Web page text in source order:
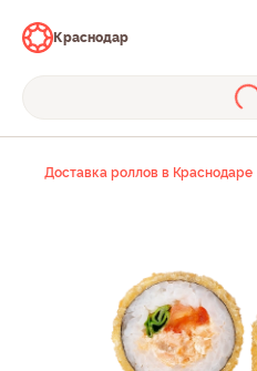
Краснодар
Доставка роллов в Краснодаре